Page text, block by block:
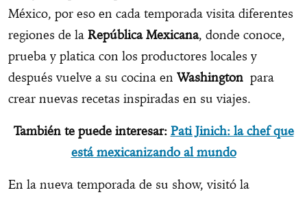
México, por eso en cada temporada visita diferentes
regiones de la República Mexicana, donde conoce,
prueba y platica con los productores locales y
después vuelve a su cocina en Washington para
crear nuevas recetas inspiradas en su viajes.
También te puede interesar: Pati Jinich: la chef que
está mexicanizando al mundo
En la nueva temporada de su show, visitó la